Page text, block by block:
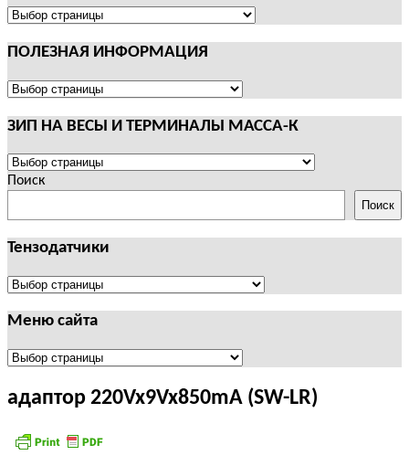
ЗИП
ВЕСЫ
ТЕРМИНАЛЫ
ПОЛЕЗНАЯ ИНФОРМАЦИЯ
ПОЛЕЗНАЯ
ЗИП НА ВЕСЫ И ТЕРМИНАЛЫ МАССА-К
ЗИП
НА
И
ТЕРМИНАЛЫ
МАССА-
Поиск
Поиск
Тензодатчики
Тензодатчики
Меню сайта
Меню
адаптор 220Vx9Vx850mA (SW-LR)